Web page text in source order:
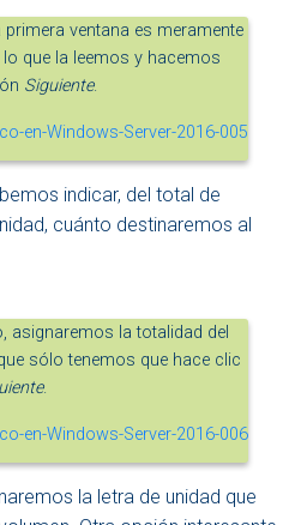
primera ventana es meramente
que la leemos y hacemos
Siguiente.
indicar, del total de
cuánto destinaremos al
asignaremos la totalidad del
sólo tenemos que hace clic
.
la letra de unidad que